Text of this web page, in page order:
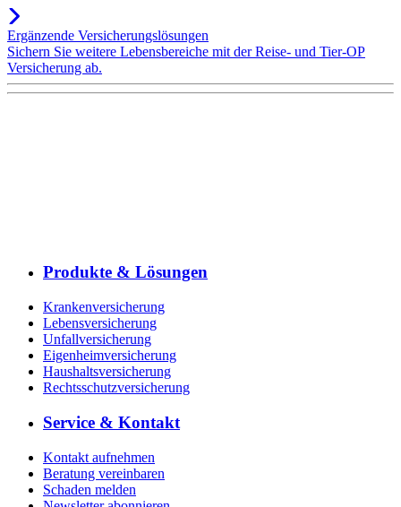
Ergänzende Versicherungslösungen
Sichern Sie weitere Lebensbereiche mit der Reise- und Tier-OP
Versicherung ab.
Produkte & Lösungen
Krankenversicherung
Lebensversicherung
Unfallversicherung
Eigenheimversicherung
Haushaltsversicherung
Rechtsschutzversicherung
Service & Kontakt
Kontakt aufnehmen
Beratung vereinbaren
Schaden melden